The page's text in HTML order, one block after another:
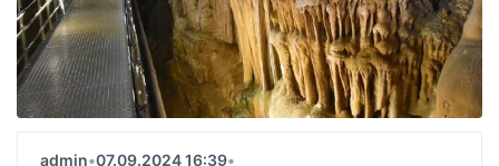
admin•07.09.2024 16:39•